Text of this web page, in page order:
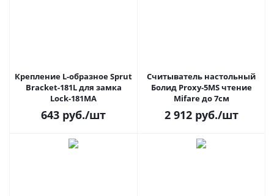
Крепление L-образное Sprut
Bracket-181L для замка
Lock-181MA
643 руб./шт
Считыватель настольный
Болид Proxy-5MS чтение
Mifare до 7см
2 912руб./шт